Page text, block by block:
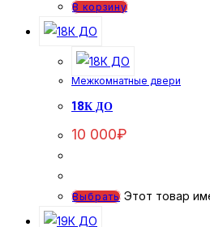
В корзину
Межкомнатные двери
18К ДО
10 000₽
Выбрать Этот товар